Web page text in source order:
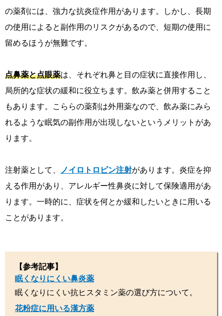
の薬剤には、強力な抗炎症作用があります。しかし、長期
の使用によると副作用のリスクがあるので、短期の使用に
留めるほうが無難です。
点鼻薬と点眼薬は、それぞれ鼻と目の症状に直接作用し、
局所的な症状の緩和に役立ちます。飲み薬と併用すること
もあります。こららの薬剤は外用薬なので、飲み薬にみら
れるような眠気の副作用が出現しないというメリットがあ
ります。
注射薬として、 ノイロトロピン注射があります。炎症を抑
える作用があり、アレルギー性鼻炎に対して保険適用があ
ります。一時的に、症状を何とか緩和したいときに用いる
ことがあります。
【参考記事】
眠くなりにくい鼻炎薬
眠くなりにくい抗ヒスタミン薬の選び方について。
花粉症に用いる漢方薬